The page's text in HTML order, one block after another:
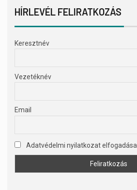
HÍRLEVÉL FELIRATKOZÁS
Keresztnév
Vezetéknév
Email
Adatvédelmi nyilatkozat elfogadása